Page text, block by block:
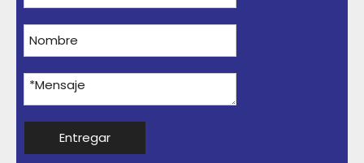
Entregar